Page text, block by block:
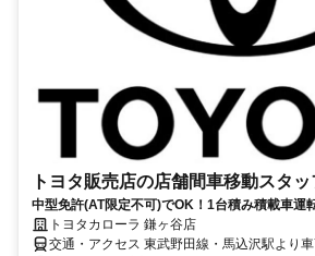
トヨタ販売店の店舗間車移動スタッ
中型免許(AT限定不可)でOK！1台積み積載車運
トヨタカローラ 鎌ヶ谷店
交通・アクセス 東武野田線・馬込沢駅より